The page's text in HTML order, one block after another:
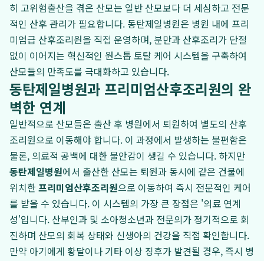
히 고위험출산을 겪은 산모는 일반 산모보다 더 세심하고 전문
적인 산후 관리가 필요합니다. 동탄제일병원은 병원 내에 프리
미엄급 산후조리원을 직접 운영하며, 분만과 산후조리가 단절
없이 이어지는 혁신적인 원스톱 토탈 케어 시스템을 구축하여
산모들의 만족도를 극대화하고 있습니다.
동탄제일병원과 프리미엄산후조리원의 완
벽한 연계
일반적으로 산모들은 출산 후 병원에서 퇴원하여 별도의 산후
조리원으로 이동해야 합니다. 이 과정에서 발생하는 불편함은
물론, 의료적 공백에 대한 불안감이 생길 수 있습니다. 하지만
동탄제일병원에서 출산한 산모는 퇴원과 동시에 같은 건물에
위치한프리미엄산후조리원으로 이동하여 즉시 전문적인 케어
를 받을 수 있습니다. 이 시스템의 가장 큰 장점은 '의료 연계
성'입니다. 산부인과 및 소아청소년과 전문의가 정기적으로 회
진하며 산모의 회복 상태와 신생아의 건강을 직접 확인합니다.
만약 아기에게 황달이나 기타 이상 징후가 발견될 경우, 즉시 병